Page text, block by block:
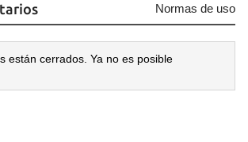
Normas de uso
están cerrados. Ya no es posible